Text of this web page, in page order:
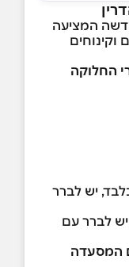
המציעה
וקינוחים
החלוקה
יש לברר
יש לברר עם
המסעדה